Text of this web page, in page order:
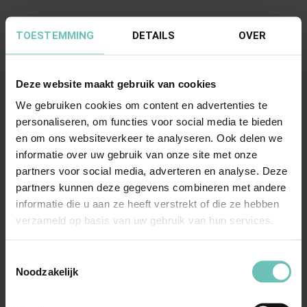
TOESTEMMING DETAILS OVER
Deze website maakt gebruik van cookies
We gebruiken cookies om content en advertenties te
personaliseren, om functies voor social media te bieden
en om ons websiteverkeer te analyseren. Ook delen we
informatie over uw gebruik van onze site met onze
partners voor social media, adverteren en analyse. Deze
partners kunnen deze gegevens combineren met andere
informatie die u aan ze heeft verstrekt of die ze hebben
verzameld op basis van uw gebruik van hun services.
Noodzakelijk
Uitspraak Hoge Raad: Ontslag op staande
voet (ECLI:NL:HR:2016:290, 19 februari 2016,
nr. 14/05316)
Arbeidsrecht. Ontslag op staande voet (art.
Hoge Raad Updates